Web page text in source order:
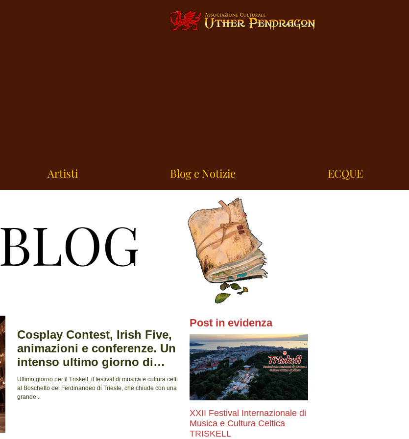
Artisti Blog e Notizie ECQUE
BLOG
BLOG
Cosplay Contest, Irish Five,
animazioni e conferenze. Un
intenso ultimo giorno di
Triskell
Ultimo giorno per il Triskell, il festival di musica e cultura celtica
al Boschetto del Ferdinandeo di Trieste, che chiude con una
grande...
Post in evidenza
XXII Festival Internazionale di
Musica e Cultura Celtica
TRISKELL